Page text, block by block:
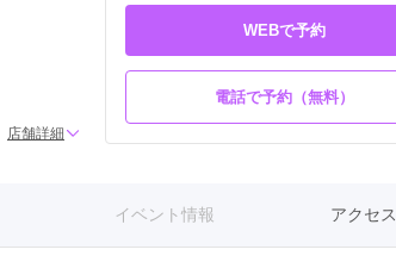
成人式レポート
振袖ブランド特集
口コミ優秀店舗
店舗詳細
WEBで予約
電話で予約（無料）
イベント情報 アクセス